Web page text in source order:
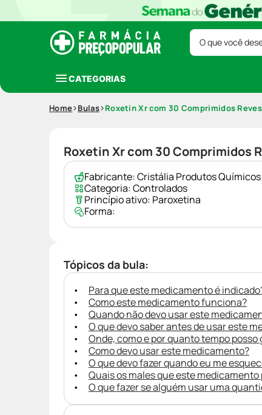
O que você
CATEGORIAS
Home Bulas Roxetin Xr com 30 Comprimidos
Roxetin Xr com 30 Comprimidos
Fabricante:Cristália Produtos
Categoria:Controlados
Princípio ativo: Paroxetina
Forma:
Tópicos da bula:
Para que este medicamento é
Como este medicamento funciona?
Quando não devo usar este
O que devo saber antes de usar este
Onde, como e por quanto tempo
Como devo usar este medicamento?
O que devo fazer quando eu me
Quais os males que este medicamento
O que fazer se alguém usar uma